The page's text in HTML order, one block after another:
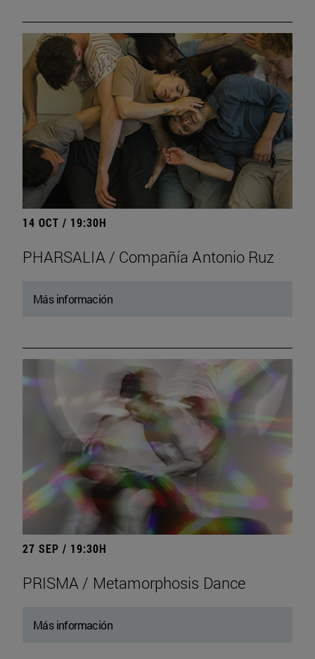
14 OCT / 19:30H
PHARSALIA / Compañía Antonio Ruz
Más información
27 SEP / 19:30H
PRISMA / Metamorphosis Dance
Más información